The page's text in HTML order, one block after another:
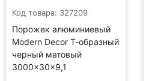
Код товара: 327209
Порожек алюминиевый
Modern Decor Т-образный
черный матовый
3000×30×9,1